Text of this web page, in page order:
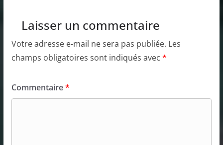
Laisser un commentaire
Votre adresse e-mail ne sera pas publiée. Les
champs obligatoires sont indiqués avec *
Commentaire*